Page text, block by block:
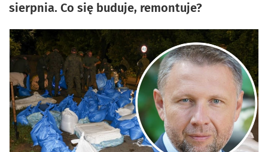
sierpnia. Co się buduje, remontuje?